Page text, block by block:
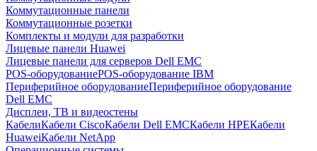
Коммутационные панели
Коммутационные розетки
Комплекты и модули для разработки
Лицевые панели Huawei
Лицевые панели для серверов Dell EMC
POS-оборудованиеPOS-оборудование IBM
Периферийное оборудованиеПериферийное оборудование
Dell EMC
Дисплеи, ТВ и видеостены
КабелиКабели CiscoКабели Dell EMCКабели HPEКабели
HuaweiКабели NetApp